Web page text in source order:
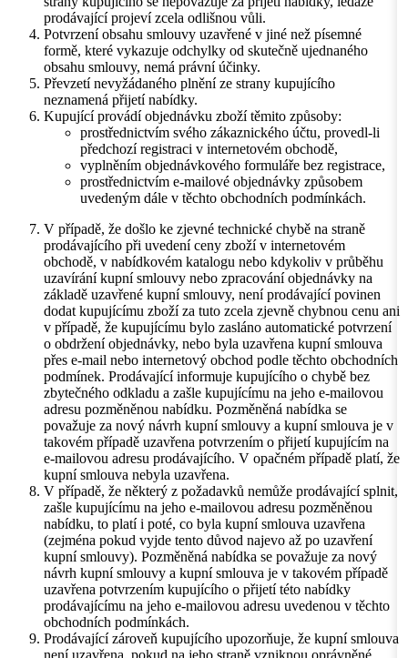
prodávající projeví zcela odlišnou vůli.
Potvrzení obsahu smlouvy uzavřené v jiné než písemné
formě, které vykazuje odchylky od skutečně ujednaného
obsahu smlouvy, nemá právní účinky.
Převzetí nevyžádaného plnění ze strany kupujícího
neznamená přijetí nabídky.
Kupující provádí objednávku zboží těmito způsoby:
prostřednictvím svého zákaznického účtu, provedl-li
předchozí registraci v internetovém obchodě,
vyplněním objednávkového formuláře bez registrace,
prostřednictvím e-mailové objednávky způsobem
uvedeným dále v těchto obchodních podmínkách.
V případě, že došlo ke zjevné technické chybě na straně
prodávajícího při uvedení ceny zboží v internetovém
obchodě, v nabídkovém katalogu nebo kdykoliv v průběhu
uzavírání kupní smlouvy nebo zpracování objednávky na
základě uzavřené kupní smlouvy, není prodávající povinen
dodat kupujícímu zboží za tuto zcela zjevně chybnou cenu ani
v případě, že kupujícímu bylo zasláno automatické potvrzení
o obdržení objednávky, nebo byla uzavřena kupní smlouva
přes e-mail nebo internetový obchod podle těchto obchodních
podmínek. Prodávající informuje kupujícího o chybě bez
zbytečného odkladu a zašle kupujícímu na jeho e-mailovou
adresu pozměněnou nabídku. Pozměněná nabídka se
považuje za nový návrh kupní smlouvy a kupní smlouva je v
takovém případě uzavřena potvrzením o přijetí kupujícím na
e-mailovou adresu prodávajícího. V opačném případě platí, že
kupní smlouva nebyla uzavřena.
V případě, že některý z požadavků nemůže prodávající splnit,
zašle kupujícímu na jeho e-mailovou adresu pozměněnou
nabídku, to platí i poté, co byla kupní smlouva uzavřena
(zejména pokud vyjde tento důvod najevo až po uzavření
kupní smlouvy). Pozměněná nabídka se považuje za nový
návrh kupní smlouvy a kupní smlouva je v takovém případě
uzavřena potvrzením kupujícího o přijetí této nabídky
prodávajícímu na jeho e-mailovou adresu uvedenou v těchto
obchodních podmínkách.
Prodávající zároveň kupujícího upozorňuje, že kupní smlouva
není uzavřena, pokud na jeho straně vzniknou oprávněné